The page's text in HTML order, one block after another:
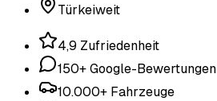
Türkeiweit
4,9 Zufriedenheit
150+ Google-Bewertungen
10.000+ Fahrzeuge